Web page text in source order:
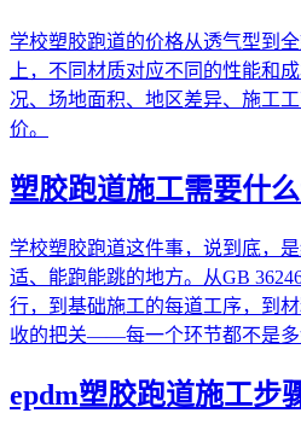
学校塑胶跑道的价格从透气型到
上，不同材质对应不同的性能和
况、场地面积、地区差异、施工
价。
塑胶跑道施工需要什
学校塑胶跑道这件事，说到底，
适、能跑能跳的地方。从GB
行，到基础施工的每道工序，到
收的把关——每一个环节都不是多
epdm塑胶跑道施工步